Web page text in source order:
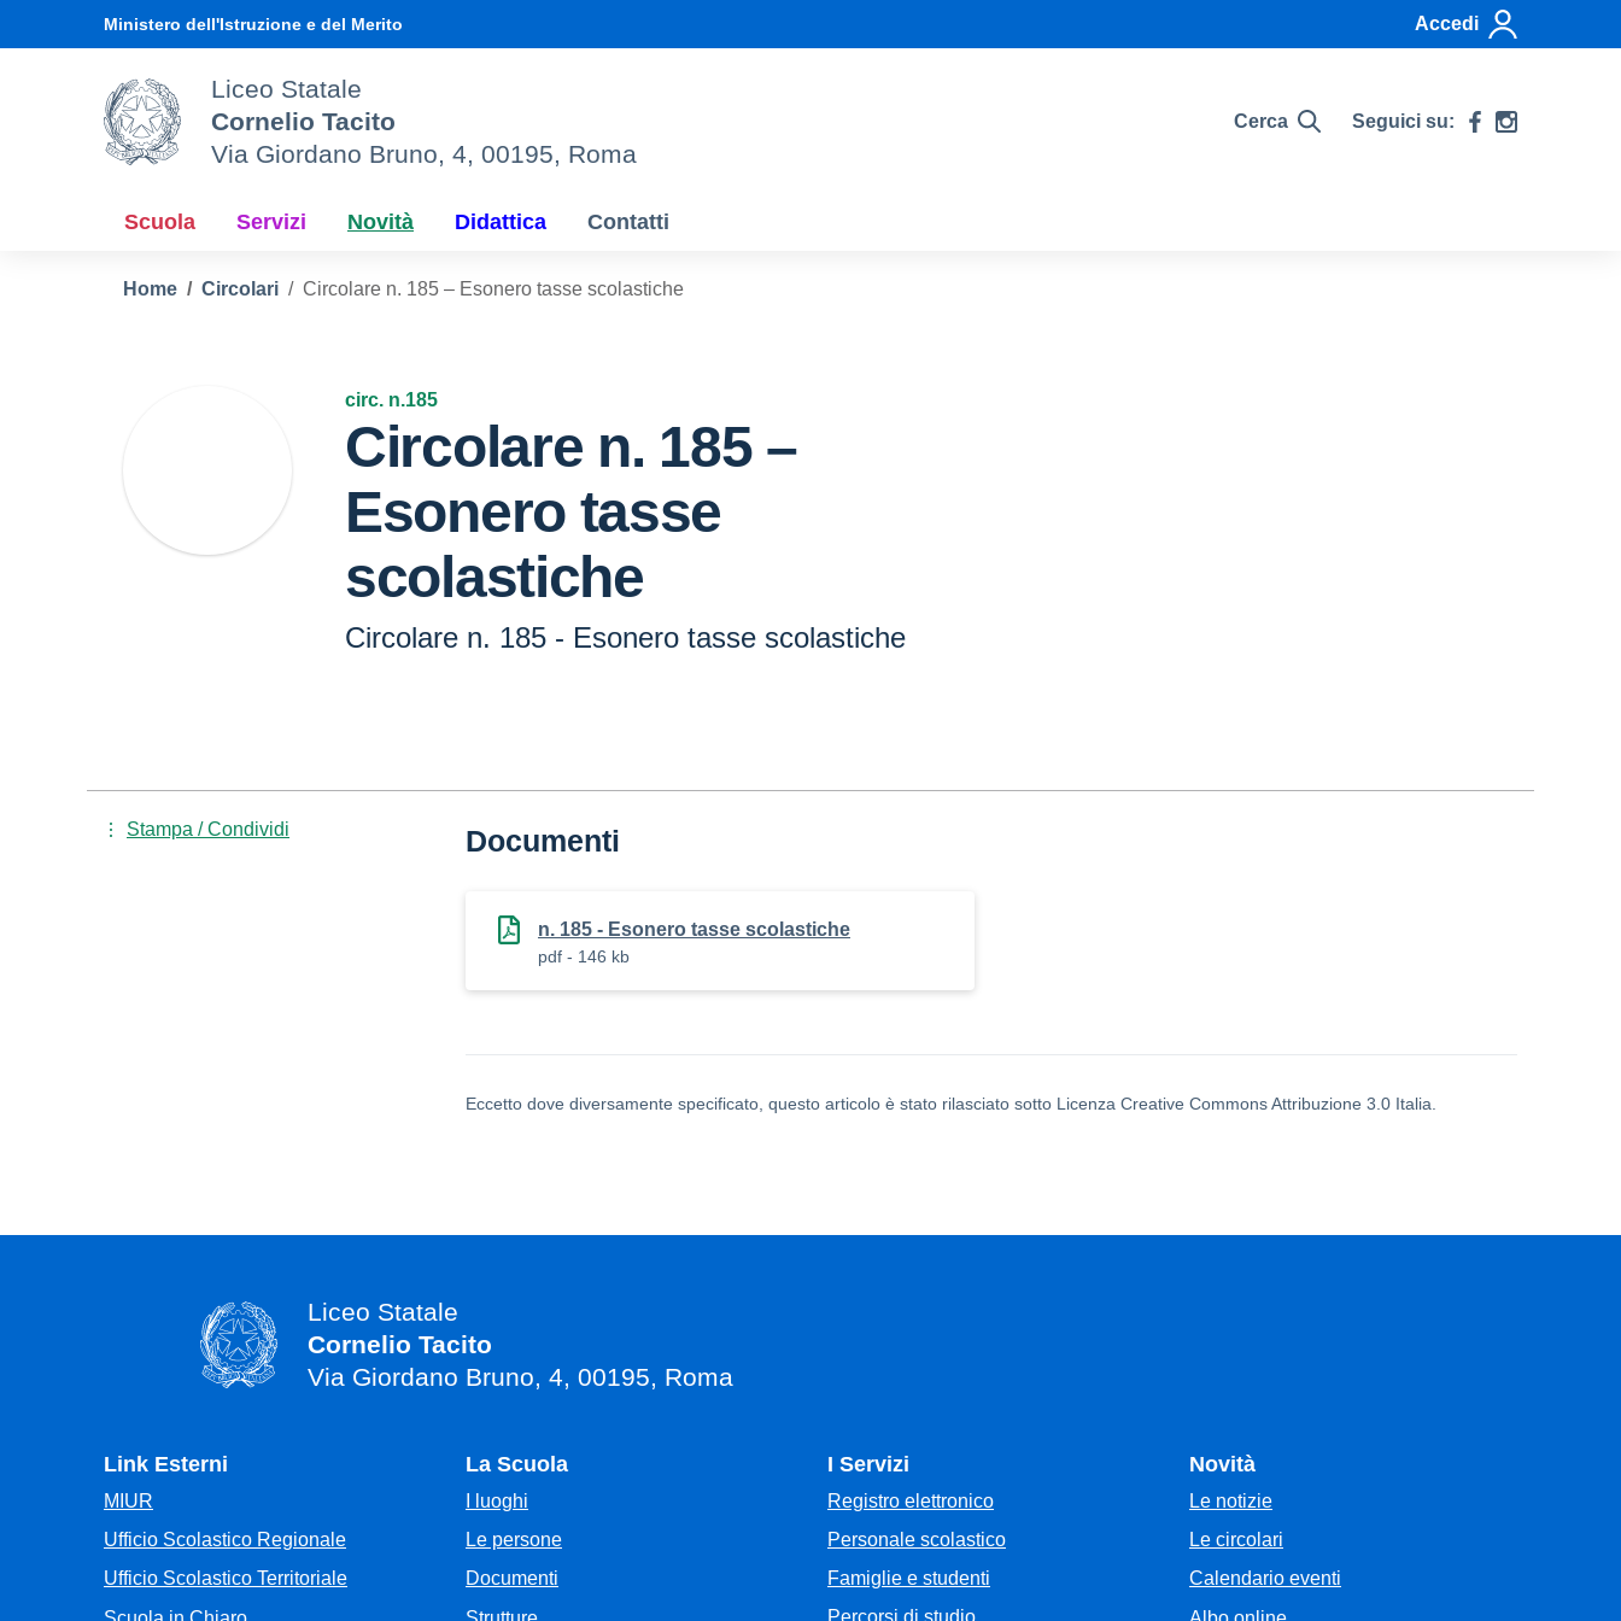
Ministero dell'Istruzione e del Merito Accedi
Liceo Statale
Cornelio Tacito
Via Giordano Bruno, 4, 00195, Roma
Cerca Seguici su:
Scuola Servizi Novità Didattica Contatti
Home Circolari Circolare n. 185 – Esonero tasse scolastiche
circ. n.185
Circolare n. 185 –
Esonero tasse
scolastiche
Circolare n. 185 - Esonero tasse scolastiche
Documenti
n. 185 - Esonero tasse scolastiche
pdf - 146 kb
Eccetto dove diversamente specificato, questo articolo è stato rilasciato sotto Licenza Creative Commons Attribuzione 3.0 Italia.
Stampa / Condividi
Liceo Statale
Cornelio Tacito
Via Giordano Bruno, 4, 00195, Roma
Link Esterni
MIUR
Ufficio Scolastico Regionale
Ufficio Scolastico Territoriale
La Scuola
I luoghi
Le persone
Documenti
I Servizi
Registro elettronico
Personale scolastico
Famiglie e studenti
Novità
Le notizie
Le circolari
Calendario eventi